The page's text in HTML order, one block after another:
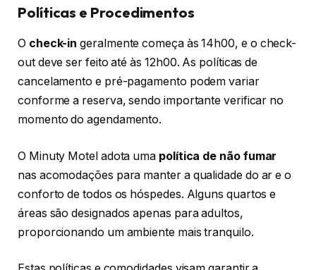
Políticas e Procedimentos
O check-in geralmente começa às 14h00, e o check-
out deve ser feito até às 12h00. As políticas de
cancelamento e pré-pagamento podem variar
conforme a reserva, sendo importante verificar no
momento do agendamento.
O Minuty Motel adota uma política de não fumar
nas acomodações para manter a qualidade do ar e o
conforto de todos os hóspedes. Alguns quartos e
áreas são designados apenas para adultos,
proporcionando um ambiente mais tranquilo.